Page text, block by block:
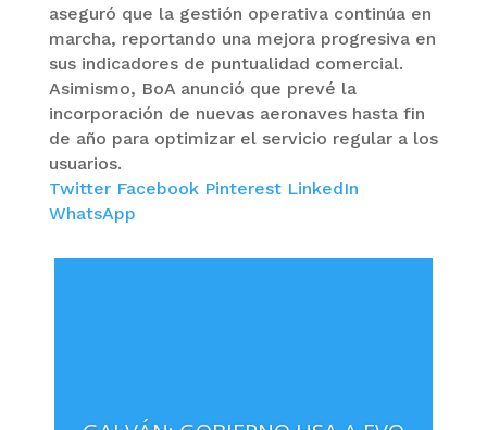
aseguró que la gestión operativa continúa en
marcha, reportando una mejora progresiva en
sus indicadores de puntualidad comercial.
Asimismo, BoA anunció que prevé la
incorporación de nuevas aeronaves hasta fin
de año para optimizar el servicio regular a los
usuarios.
Twitter Facebook Pinterest LinkedIn
WhatsApp